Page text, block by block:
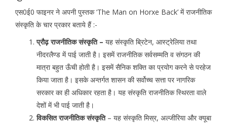
एस0ई0 फाइनर ने अपनी पुस्तक ‘The Man on Horxe Back’ में राजनीतिक
संस्कृति के चार प्रकार बताये हैं :-
प्रौढ़ राजनीतिक संस्कृति – यह संस्कृति ब्रिटेन, आस्ट्रेलिया तथा
नीदरलैण्ड में पाई जाती है। इसमें राजनीतिक सर्वसम्मति व संगठन की
मात्रा बहुत ऊँची होती है। इसमें सैनिक शक्ति का प्रयोग करने से परहेज
किया जाता है। इसके अन्तर्गत शासन की सर्वोच्च सत्ता पर नागरिक
सरकार का ही अधिकार रहता है। यह संस्कृति राजनीतिक स्थिरता वाले
देशों में भी पाई जाती है।
विकसित राजनीतिक संस्कृति– यह संस्कृति मिस्र, अल्जीरिया और क्यूबा